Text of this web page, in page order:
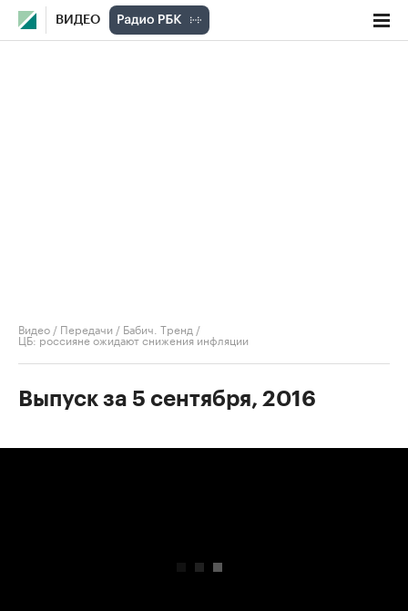
ВИДЕО
Видео / Передачи / Бабич. Тренд /
ЦБ: россияне ожидают снижения инфляции
Выпуск за 5 сентября, 2016